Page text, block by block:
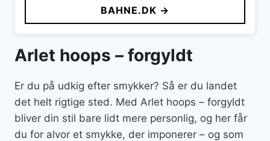
BAHNE.DK →
Arlet hoops – forgyldt
Er du på udkig efter smykker? Så er du landet
det helt rigtige sted. Med Arlet hoops – forgyldt
bliver din stil bare lidt mere personlig, og her får
du for alvor et smykke, der imponerer – og som